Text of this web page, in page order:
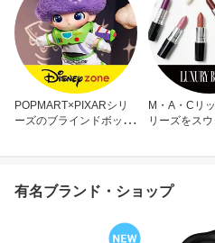
POPMART×PIXARシリ
ーズのブラインドボック
M・A・Cリ
リーズをス
有名ブランド・ショップ